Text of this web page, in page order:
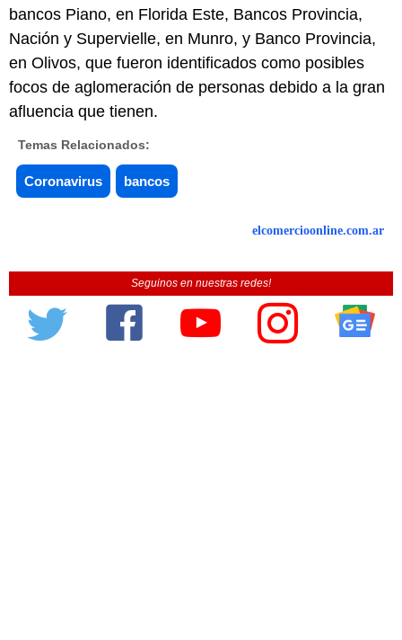
bancos Piano, en Florida Este, Bancos Provincia,
Nación y Supervielle, en Munro, y Banco Provincia,
en Olivos, que fueron identificados como posibles
focos de aglomeración de personas debido a la gran
afluencia que tienen.
Temas Relacionados:
Coronavirus bancos
elcomercioonline.com.ar
Seguinos en nuestras redes!